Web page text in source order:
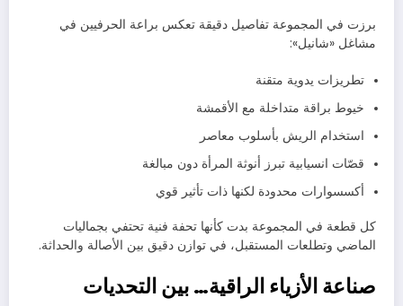
برزت في المجموعة تفاصيل دقيقة تعكس براعة الحرفيين في
مشاغل «شانيل»:
تطريزات يدوية متقنة
خيوط براقة متداخلة مع الأقمشة
استخدام الريش بأسلوب معاصر
قصّات انسيابية تبرز أنوثة المرأة دون مبالغة
أكسسوارات محدودة لكنها ذات تأثير قوي
كل قطعة في المجموعة بدت كأنها تحفة فنية تحتفي بجماليات
الماضي وتطلعات المستقبل، في توازن دقيق بين الأصالة والحداثة.
صناعة الأزياء الراقية… بين التحديات